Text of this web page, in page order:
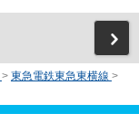
> 東急電鉄東急東横線 >